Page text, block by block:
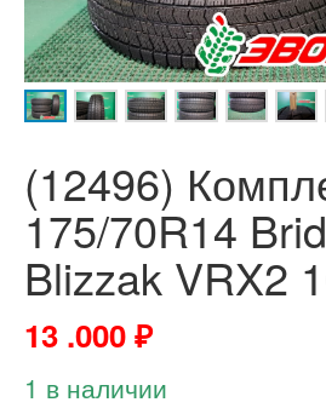
(12496)
175/70R14
Blizzak VRX2
13 .000₽
1 в наличии